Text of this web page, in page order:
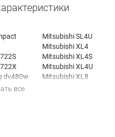
dv480w
dv481
Mitsubishi SL4U
Mitsubishi XL4
Mitsubishi XL4S
Mitsubishi XL4U
Mitsubishi XL8